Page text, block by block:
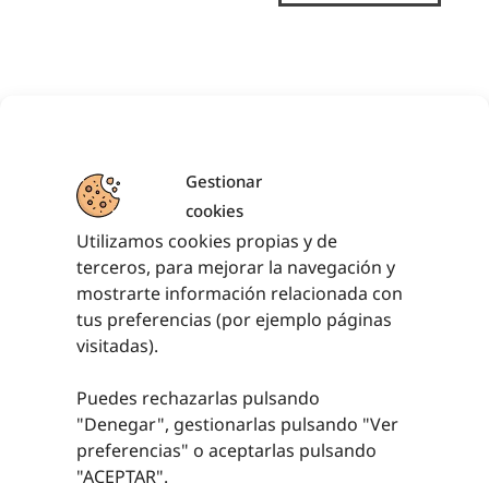
Gestionar
cookies
Utilizamos cookies propias y de
terceros, para mejorar la navegación y
mostrarte información relacionada con
tus preferencias (por ejemplo páginas
visitadas).
Puedes rechazarlas pulsando
"Denegar", gestionarlas pulsando "Ver
preferencias" o aceptarlas pulsando
"ACEPTAR".
TROMPO CON
MOÑO
2,10€ sin IVA (
iva incl.)
AÑADIR AL
CARRITO
YO-YO MADERA
PEDIR